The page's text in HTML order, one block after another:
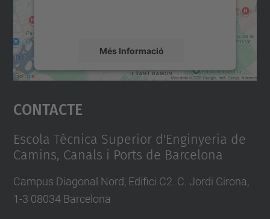
Més Informació
Accepta
powered by
Contacte
Escola Tècnica Superior d'Enginyeria de
Camins, Canals i Ports de Barcelona
Campus Diagonal Nord, Edifici C2. C. Jordi Girona,
1-3 08034 Barcelona